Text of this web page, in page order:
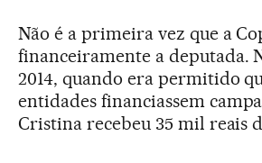
Não é a primeira vez que a
financeiramente a deputada.
2014, quando era permitido
entidades financiassem
Cristina recebeu 35 mil reais